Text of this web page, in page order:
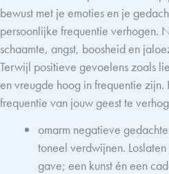
bewust met je emoties en je
persoonlijke frequentie verhogen.
schaamte, angst, boosheid en
Terwijl positieve gevoelens zoals
en vreugde hoog in frequentie
frequentie van jouw geest te
omarm negatieve
toneel verdwijnen.
gave; een kunst én een